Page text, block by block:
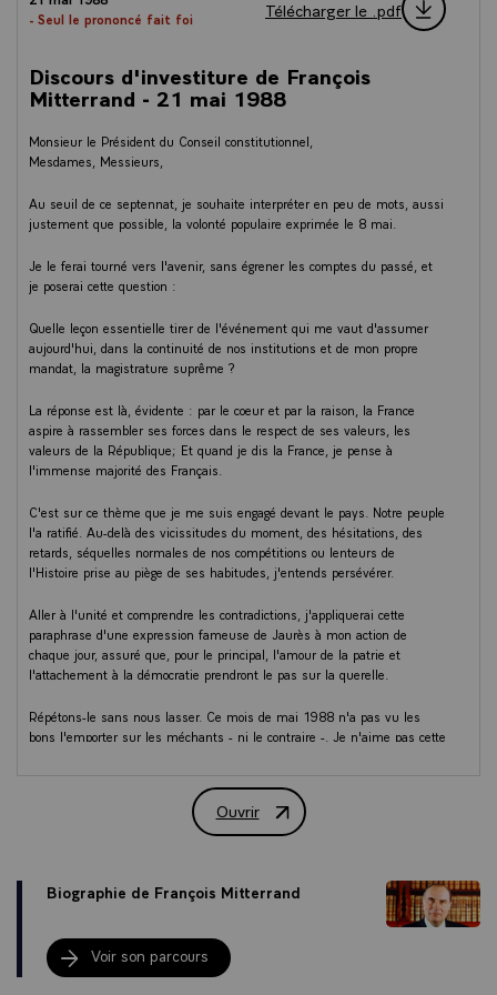
- Seul le prononcé fait foi
Télécharger le .pdf
Discours d'investiture de François
Mitterrand - 21 mai 1988
Monsieur le Président du Conseil constitutionnel,
Mesdames, Messieurs,
Au seuil de ce septennat, je souhaite interpréter en peu de mots, aussi
justement que possible, la volonté populaire exprimée le 8 mai.
Je le ferai tourné vers l'avenir, sans égrener les comptes du passé, et
je poserai cette question :
Quelle leçon essentielle tirer de l'événement qui me vaut d'assumer
aujourd'hui, dans la continuité de nos institutions et de mon propre
mandat, la magistrature suprême ?
La réponse est là, évidente : par le coeur et par la raison, la France
aspire à rassembler ses forces dans le respect de ses valeurs, les
valeurs de la République; Et quand je dis la France, je pense à
l'immense majorité des Français.
C'est sur ce thème que je me suis engagé devant le pays. Notre peuple
l'a ratifié. Au-delà des vicissitudes du moment, des hésitations, des
retards, séquelles normales de nos compétitions ou lenteurs de
l'Histoire prise au piège de ses habitudes, j'entends persévérer.
Aller à l'unité et comprendre les contradictions, j'appliquerai cette
paraphrase d'une expression fameuse de Jaurès à mon action de
chaque jour, assuré que, pour le principal, l'amour de la patrie et
l'attachement à la démocratie prendront le pas sur la querelle.
Répétons-le sans nous lasser. Ce mois de mai 1988 n'a pas vu les
bons l'emporter sur les méchants - ni le contraire -. Je n'aime pas cette
donné leur confiance, même si je reste ardemment attaché à l'idéal que
servent les socialistes épris de liberté depuis l'aube des sociétés
Le respect des uns pour les autres est à la base du pacte hors duquel
la communauté nationale perdrait son véritable sens.
Mais une France injuste est une France divisée. Une France refermée
sur elle-même et sur ses divisions est ou serait inapte à gagner les
enjeux qui l'attendent dans l'arène du monde, plus encore dans
Ouvrir
Discours d'investiture de François
Biographie de François Mitterrand
Voir son parcours